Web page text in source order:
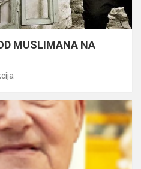
MUSLIMANA NA